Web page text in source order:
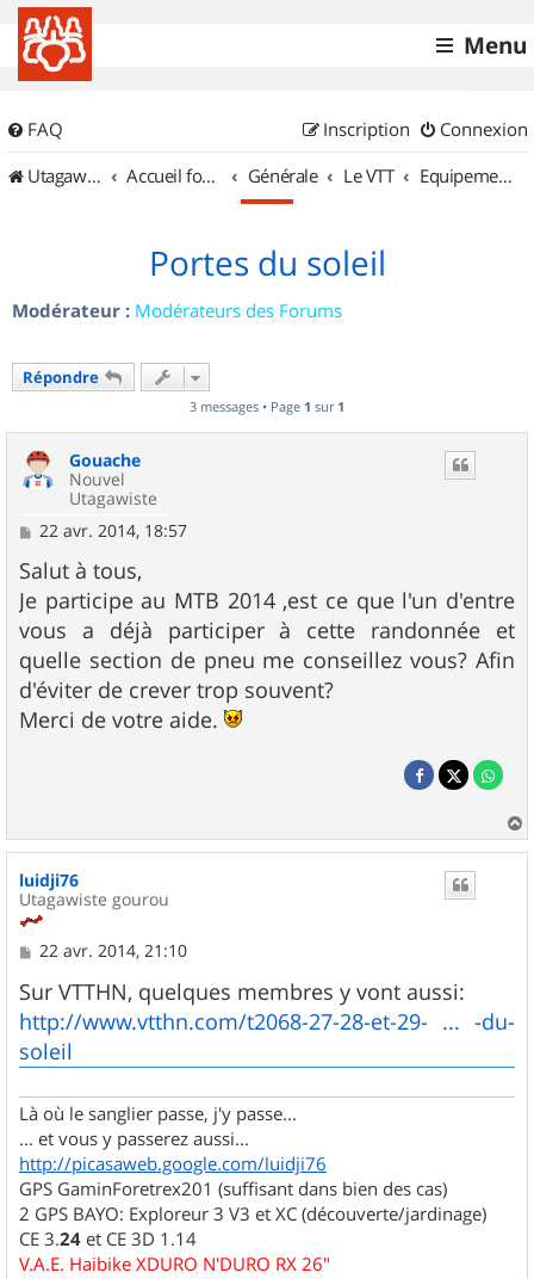
Menu
FAQ Connexion
Inscription
UtagawaVTT (Randos VTT et VTTAE avec traces GPS)
Accueil forum Générale Le VTT Equipements et Accessoires
Portes du soleil
Modérateur : Modérateurs des Forums
Répondre
3 messages • Page 1 sur 1
Gouache
Nouvel
Utagawiste
M
s
s
a
g
e
22 avr. 2014, 18:57
Salut à tous,
Je participe au MTB 2014 ,est ce que l'un d'entre
vous a déjà participer à cette randonnée et
quelle section de pneu me conseillez vous? Afin
d'éviter de crever trop souvent?
Merci de votre aide.
a
luidji76
Utagawiste gourou
M
s
s
a
g
e
22 avr. 2014, 21:10
Sur VTTHN, quelques membres y vont aussi:
http://www.vtthn.com/t2068-27-28-et-29- ... -du-
soleil
Là où le sanglier passe, j'y passe...
... et vous y passerez aussi...
http://picasaweb.google.com/luidji76
GPS GaminForetrex201 (suffisant dans bien des cas)
2 GPS BAYO: Exploreur 3 V3 et XC (découverte/jardinage)
CE 3.24 et CE 3D 1.14
V.A.E. Haibike XDURO N'DURO RX 26"